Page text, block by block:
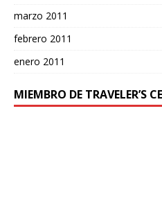
marzo 2011
febrero 2011
enero 2011
MIEMBRO DE TRAVELER’S